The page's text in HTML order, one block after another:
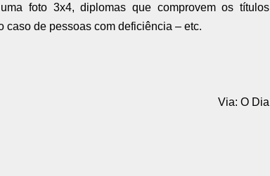
foto 3x4, diplomas que comprovem os títulos
de pessoas com deficiência – etc.
Via: O Dia